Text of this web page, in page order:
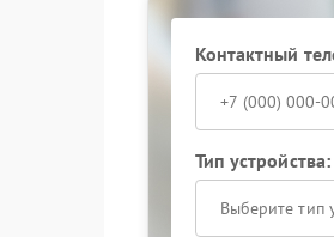
Где
Полноценный ремонт
или устройство
при появлении
отключении. После
Контактный
Тип устройства:
Выберите тип